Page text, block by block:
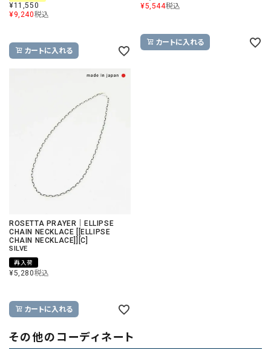
¥11,550
¥9,240税込
カートに入れる
¥5,544税込
カートに入れる
ROSETTA PRAYER｜ELLIPSE
CHAIN NECKLACE [[ELLIPSE
CHAIN NECKLACE]][C]
SILVE
再入荷
¥5,280税込
カートに入れる
その他のコーディネート